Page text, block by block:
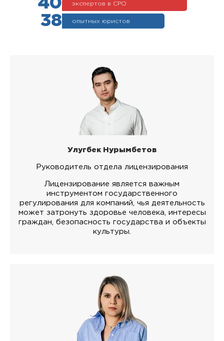
40 экспертов в СРО
38 опытных юристов
Улугбек Нурымбетов
Руководитель отдела лицензирования
Лицензирование является важным
инструментом государственного
регулирования для компаний, чья деятельность
может затронуть здоровье человека, интересы
граждан, безопасность государства и объекты
культуры.